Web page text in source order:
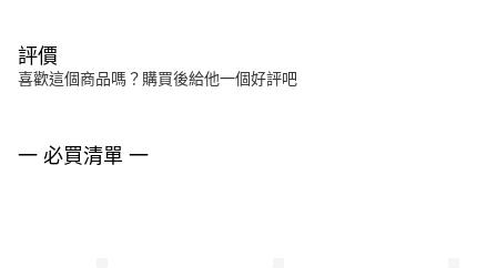
評價
喜歡這個商品嗎？購買後給他一個好評吧
一 必買清單 一